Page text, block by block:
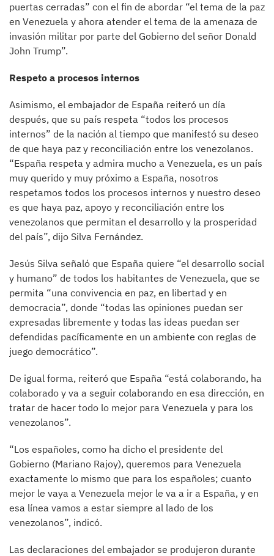
puertas cerradas” con el fin de abordar “el tema de la paz
en Venezuela y ahora atender el tema de la amenaza de
invasión militar por parte del Gobierno del señor Donald
John Trump”.
Respeto a procesos internos
Asimismo, el embajador de España reiteró un día
después, que su país respeta “todos los procesos
internos” de la nación al tiempo que manifestó su deseo
de que haya paz y reconciliación entre los venezolanos.
“España respeta y admira mucho a Venezuela, es un país
muy querido y muy próximo a España, nosotros
respetamos todos los procesos internos y nuestro deseo
es que haya paz, apoyo y reconciliación entre los
venezolanos que permitan el desarrollo y la prosperidad
del país”, dijo Silva Fernández.
Jesús Silva señaló que España quiere “el desarrollo social
y humano” de todos los habitantes de Venezuela, que se
permita “una convivencia en paz, en libertad y en
democracia”, donde “todas las opiniones puedan ser
expresadas libremente y todas las ideas puedan ser
defendidas pacíficamente en un ambiente con reglas de
juego democrático”.
De igual forma, reiteró que España “está colaborando, ha
colaborado y va a seguir colaborando en esa dirección, en
tratar de hacer todo lo mejor para Venezuela y para los
venezolanos”.
“Los españoles, como ha dicho el presidente del
Gobierno (Mariano Rajoy), queremos para Venezuela
exactamente lo mismo que para los españoles; cuanto
mejor le vaya a Venezuela mejor le va a ir a España, y en
esa línea vamos a estar siempre al lado de los
venezolanos”, indicó.
Las declaraciones del embajador se produjeron durante